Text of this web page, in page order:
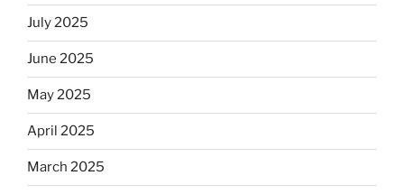
July 2025
June 2025
May 2025
April 2025
March 2025